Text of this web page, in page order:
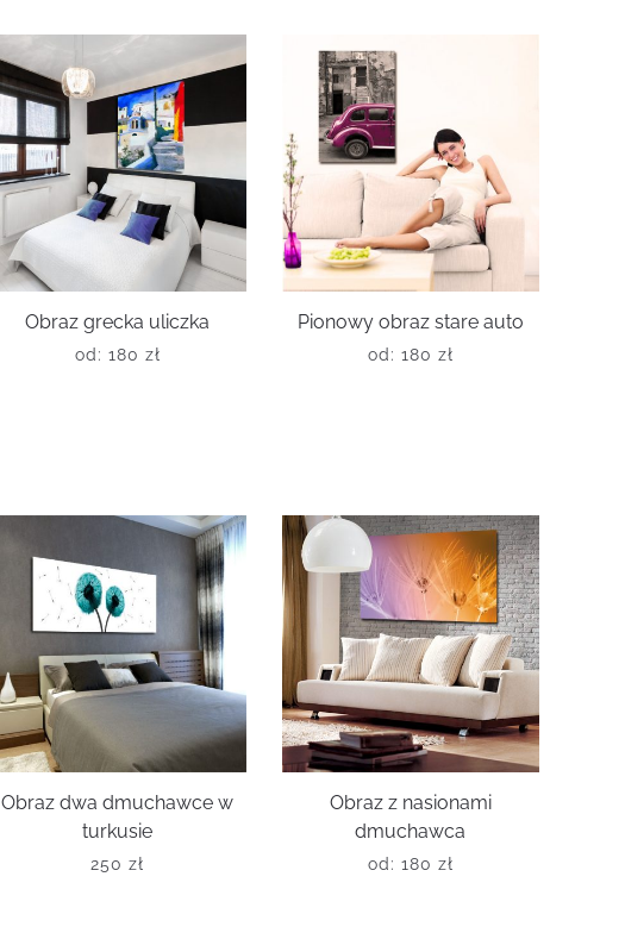
Obraz grecka uliczka
od: 180 zł
Pionowy obraz stare auto
od: 180 zł
Obraz dwa dmuchawce w
turkusie
250zł
Obraz z nasionami
dmuchawca
od: 180 zł